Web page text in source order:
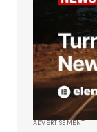
ADVERTISEMENT